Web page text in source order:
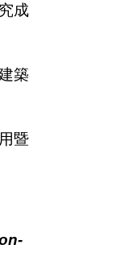
成
築
暨